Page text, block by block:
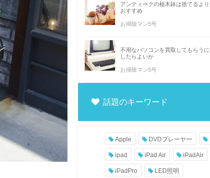
アンティークの植木鉢は捨てるよ
おすすめ
お掃除マン5号
不用なパソコンを買取してもらうに
したらよいか
お掃除マン5号
話題のキーワード
Apple DVDプレーヤー
ipad iPad Air iPadAir
iPadPro LED照明